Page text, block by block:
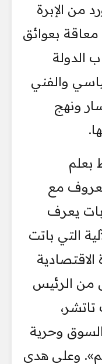
من الإبرة
معاقة بعوائق
الدولة
والفني
ونهج
بعلم
مع
بات يعرف
التي باتت
من الرئيس
وحرية
وعلى هدى